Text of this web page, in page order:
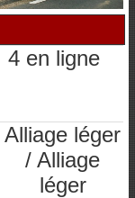
4 en ligne
Alliage léger
/ Alliage
léger